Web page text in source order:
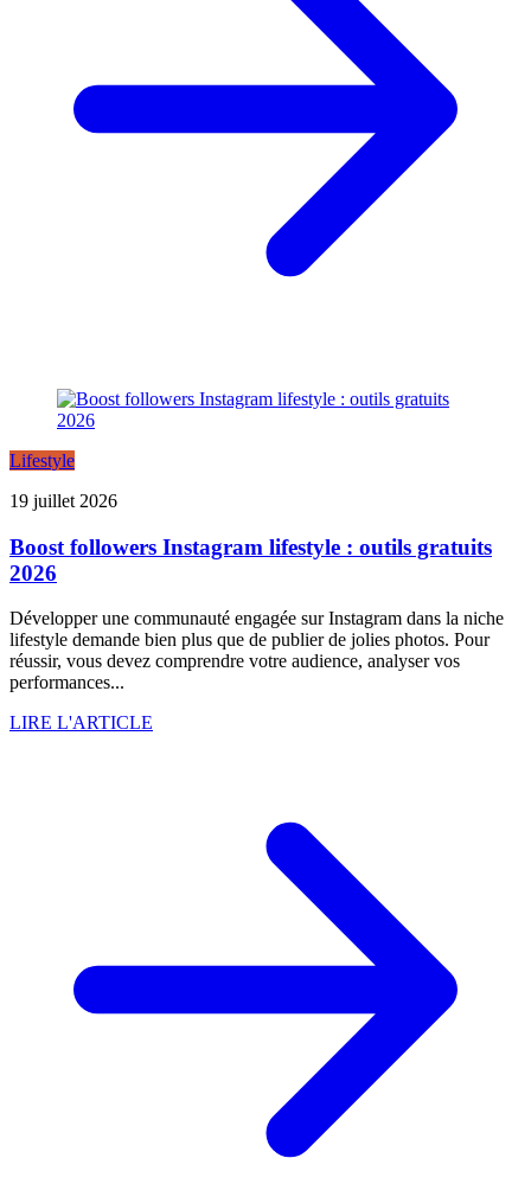
Lifestyle
19 juillet 2026
Boost followers Instagram lifestyle : outils gratuits
2026
Développer une communauté engagée sur Instagram dans la niche
lifestyle demande bien plus que de publier de jolies photos. Pour
réussir, vous devez comprendre votre audience, analyser vos
performances...
LIRE L'ARTICLE